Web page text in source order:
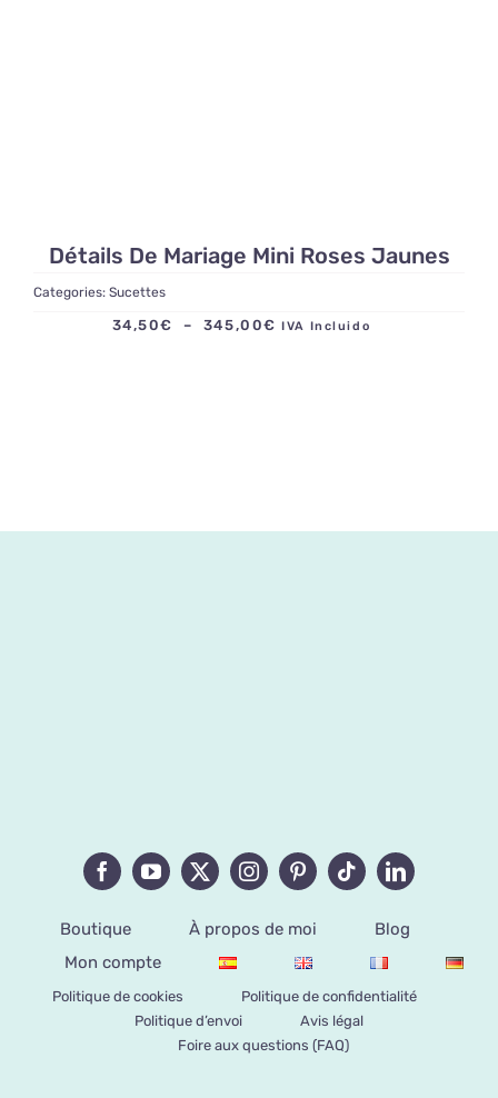
Détails De Mariage Mini Roses Jaunes
Categories: Sucettes
34,50€ – 345,00€ Plage
IVA Incluido
Boutique À propos de moi
Blog
Mon compte
Politique de cookies
Politique de confidentialité
Politique d’envoi
Avis légal
Foire aux questions (FAQ)